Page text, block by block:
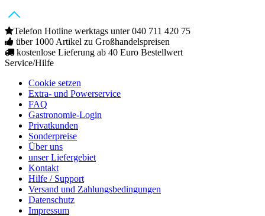
Telefon Hotline werktags unter 040 711 420 75
über 1000 Artikel zu Großhandelspreisen
kostenlose Lieferung ab 40 Euro Bestellwert
Service/Hilfe
Cookie setzen
Extra- und Powerservice
FAQ
Gastronomie-Login
Privatkunden
Sonderpreise
Über uns
unser Liefergebiet
Kontakt
Hilfe / Support
Versand und Zahlungsbedingungen
Datenschutz
Impressum